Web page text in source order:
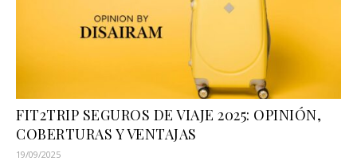
FIT2TRIP SEGUROS DE VIAJE 2025: OPINIÓN,
COBERTURAS Y VENTAJAS
19/09/2025